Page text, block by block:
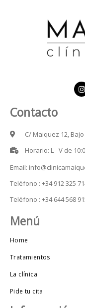
Contacto
C/ Maiquez 12,
Horario: L - V de
Email:
Teléfono : +34 912 325
Teléfono : +34 644 568
Menú
Home
Tratamientos
La clínica
Pide tu cita